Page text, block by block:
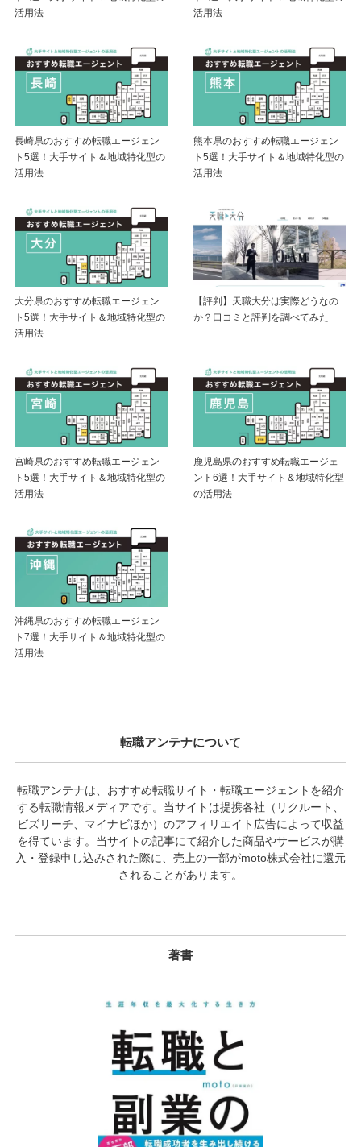
活用法
活用法
長崎県のおすすめ転職エージェン
ト5選！大手サイト＆地域特化型の
活用法
熊本県のおすすめ転職エージェン
ト5選！大手サイト＆地域特化型の
活用法
大分県のおすすめ転職エージェン
ト5選！大手サイト＆地域特化型の
活用法
【評判】天職大分は実際どうなの
か？口コミと評判を調べてみた
宮崎県のおすすめ転職エージェン
ト5選！大手サイト＆地域特化型の
活用法
鹿児島県のおすすめ転職エージェ
ント6選！大手サイト＆地域特化型
の活用法
沖縄県のおすすめ転職エージェン
ト7選！大手サイト＆地域特化型の
活用法
転職アンテナについて
転職アンテナは、おすすめ転職サイト・転職エージェントを紹介
する転職情報メディアです。当サイトは提携各社（リクルート、
ビズリーチ、マイナビほか）のアフィリエイト広告によって収益
を得ています。当サイトの記事にて紹介した商品やサービスが購
入・登録申し込みされた際に、売上の一部がmoto株式会社に還元
されることがあります。
著書